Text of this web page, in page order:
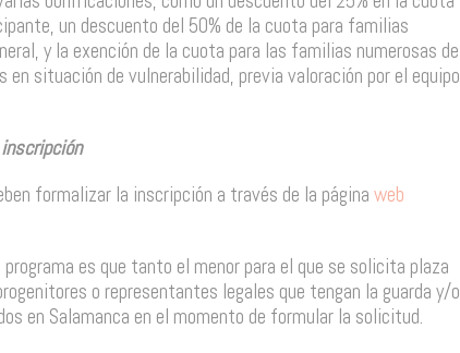
un descuento del 50% de la cuota para familias
y la exención de la cuota para las familias numerosas de
en situación de vulnerabilidad, previa valoración por el equipo
formalizar la inscripción a través de la página web
es que tanto el menor para el que se solicita plaza
o representantes legales que tengan la guarda y/o
en Salamanca en el momento de formular la solicitud.